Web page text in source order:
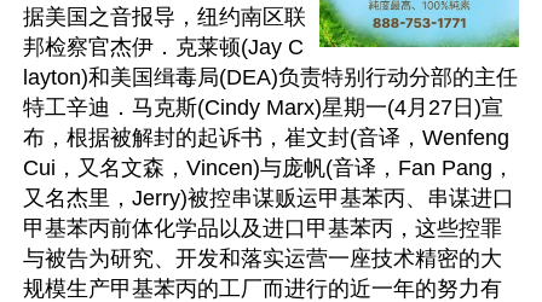
据美国之音报导，纽约南区联
邦检察官杰伊．克莱顿(Jay C
layton)和美国缉毒局(DEA)负责特别行动分部的主任
特工辛迪．马克斯(Cindy Marx)星期一(4月27日)宣
布，根据被解封的起诉书，崔文封(音译，Wenfeng
Cui，又名文森，Vincen)与庞帆(音译，Fan Pang，
又名杰里，Jerry)被控串谋贩运甲基苯丙、串谋进口
甲基苯丙前体化学品以及进口甲基苯丙，这些控罪
与被告为研究、开发和落实运营一座技术精密的大
规模生产甲基苯丙的工厂而进行的近一年的努力有